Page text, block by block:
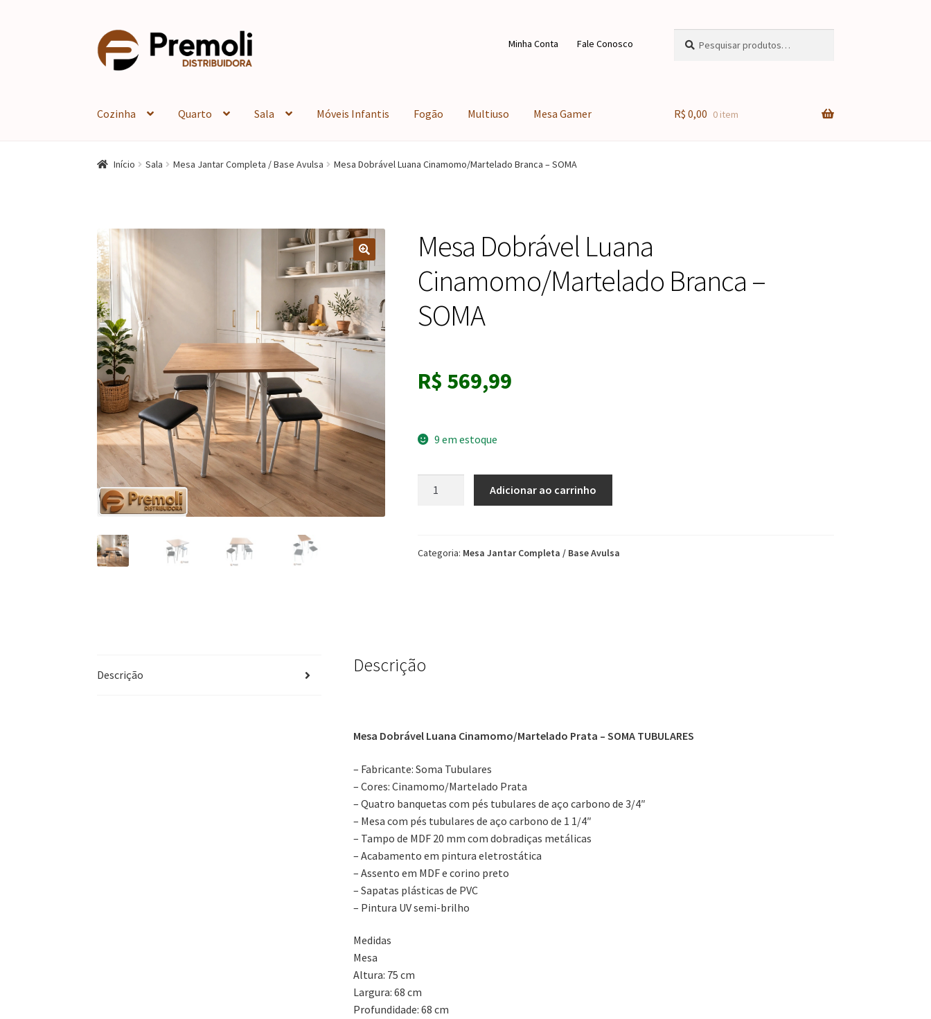
Pular
para
navegação
Pular
para
Minha Conta Fale Conosco
por:
Cozinha Quarto Sala Móveis Infantis Fogão Multiuso Mesa Gamer R$ 0,00 0 item
Início Sala Mesa Jantar Completa / Base Avulsa Mesa Dobrável Luana Cinamomo/Martelado Branca – SOMA
Mesa Dobrável Luana
Cinamomo/Martelado Branca –
SOMA
R$ 569,99
9 em estoque
Branca
Adicionar ao carrinho
Categoria: Mesa Jantar Completa / Base Avulsa
Descrição Descrição
Mesa Dobrável Luana Cinamomo/Martelado Prata – SOMA TUBULARES
– Fabricante: Soma Tubulares
– Cores: Cinamomo/Martelado Prata
– Quatro banquetas com pés tubulares de aço carbono de 3/4″
– Mesa com pés tubulares de aço carbono de 1 1/4″
– Tampo de MDF 20 mm com dobradiças metálicas
– Acabamento em pintura eletrostática
– Assento em MDF e corino preto
– Sapatas plásticas de PVC
– Pintura UV semi-brilho
Medidas
Mesa
Altura: 75 cm
Largura: 68 cm
Profundidade: 68 cm